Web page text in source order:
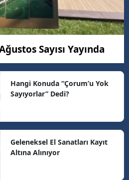
Sayısı Yayında
Hangi Konuda “Çorum’u Yok
Sayıyorlar” Dedi?
Geleneksel El Sanatları Kayıt
Altına Alınıyor